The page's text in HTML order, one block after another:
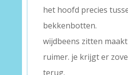
het hoofd precies
bekkenbotten.
wijdbeens zitten
ruimer. je krijgt er
terug.